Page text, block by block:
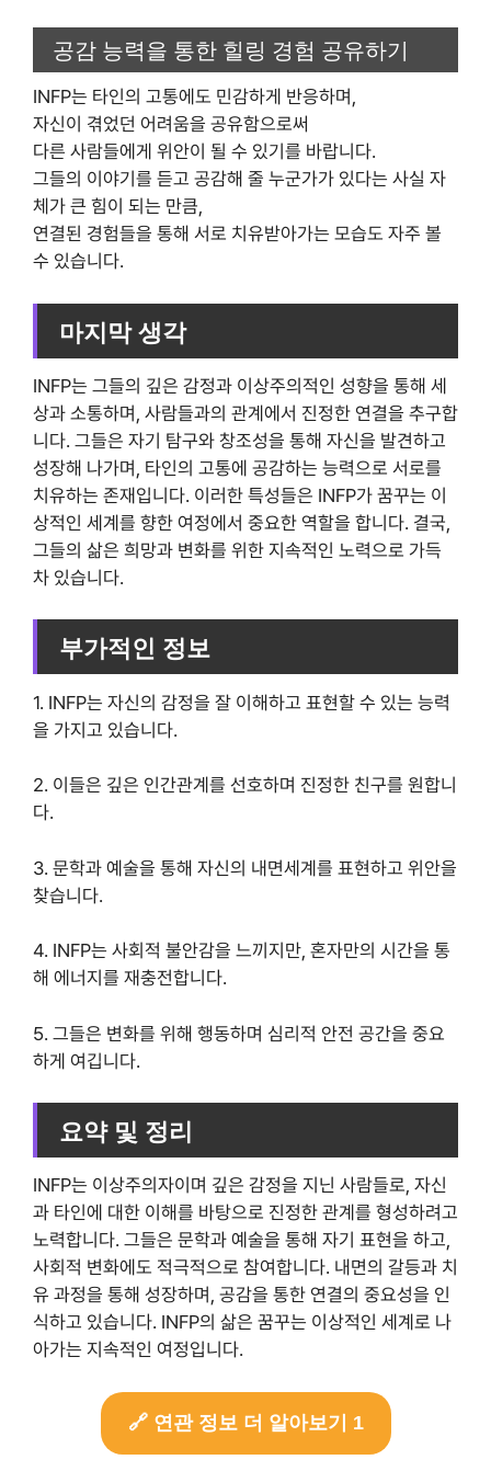
공감 능력을 통한 힐링 경험 공유하기
INFP는 타인의 고통에도 민감하게 반응하며,
자신이 겪었던 어려움을 공유함으로써
다른 사람들에게 위안이 될 수 있기를 바랍니다.
그들의 이야기를 듣고 공감해 줄 누군가가 있다는 사실 자
체가 큰 힘이 되는 만큼,
연결된 경험들을 통해 서로 치유받아가는 모습도 자주 볼
수 있습니다.
마지막 생각
INFP는 그들의 깊은 감정과 이상주의적인 성향을 통해 세
상과 소통하며, 사람들과의 관계에서 진정한 연결을 추구합
니다. 그들은 자기 탐구와 창조성을 통해 자신을 발견하고
성장해 나가며, 타인의 고통에 공감하는 능력으로 서로를
치유하는 존재입니다. 이러한 특성들은 INFP가 꿈꾸는 이
상적인 세계를 향한 여정에서 중요한 역할을 합니다. 결국,
그들의 삶은 희망과 변화를 위한 지속적인 노력으로 가득
차 있습니다.
부가적인 정보
1. INFP는 자신의 감정을 잘 이해하고 표현할 수 있는 능력
을 가지고 있습니다.
2. 이들은 깊은 인간관계를 선호하며 진정한 친구를 원합니
다.
3. 문학과 예술을 통해 자신의 내면세계를 표현하고 위안을
찾습니다.
4. INFP는 사회적 불안감을 느끼지만, 혼자만의 시간을 통
해 에너지를 재충전합니다.
5. 그들은 변화를 위해 행동하며 심리적 안전 공간을 중요
하게 여깁니다.
요약 및 정리
INFP는 이상주의자이며 깊은 감정을 지닌 사람들로, 자신
과 타인에 대한 이해를 바탕으로 진정한 관계를 형성하려고
노력합니다. 그들은 문학과 예술을 통해 자기 표현을 하고,
사회적 변화에도 적극적으로 참여합니다. 내면의 갈등과 치
유 과정을 통해 성장하며, 공감을 통한 연결의 중요성을 인
식하고 있습니다. INFP의 삶은 꿈꾸는 이상적인 세계로 나
아가는 지속적인 여정입니다.
🔗 연관 정보 더 알아보기 1